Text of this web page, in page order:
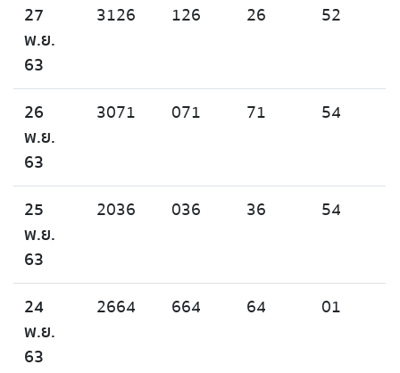
27
พ.ย.
63
3126 126 26 52
26
พ.ย.
63
3071 071 71 54
25
พ.ย.
63
2036 036 36 54
24
พ.ย.
63
2664 664 64 01